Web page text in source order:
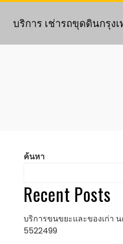
บริการ เช่ารถขุดดินกรุง
ค้นหา
Recent Posts
บริการขนขยะและของเก่า
5522499